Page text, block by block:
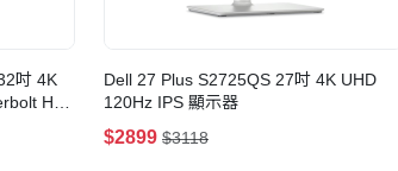
吋 4K
Hub
Dell 27 Plus S2725QS 27吋 4K UHD
120Hz IPS 顯示器
$2899 $3118